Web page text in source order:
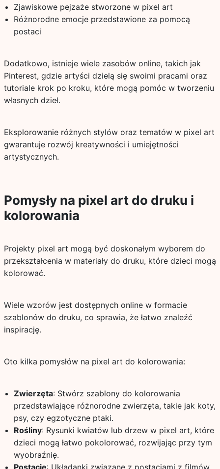
Zjawiskowe pejzaże stworzone w pixel art
Różnorodne emocje przedstawione za pomocą
postaci
Dodatkowo, istnieje wiele zasobów online, takich jak
Pinterest, gdzie artyści dzielą się swoimi pracami oraz
tutoriale krok po kroku, które mogą pomóc w tworzeniu
własnych dzieł.
Eksplorowanie różnych stylów oraz tematów w pixel art
gwarantuje rozwój kreatywności i umiejętności
artystycznych.
Pomysły na pixel art do druku i
kolorowania
Projekty pixel art mogą być doskonałym wyborem do
przekształcenia w materiały do druku, które dzieci mogą
kolorować.
Wiele wzorów jest dostępnych online w formacie
szablonów do druku, co sprawia, że łatwo znaleźć
inspirację.
Oto kilka pomysłów na pixel art do kolorowania:
Zwierzęta: Stwórz szablony do kolorowania
przedstawiające różnorodne zwierzęta, takie jak koty,
psy, czy egzotyczne ptaki.
Rośliny: Rysunki kwiatów lub drzew w pixel art, które
dzieci mogą łatwo pokolorować, rozwijając przy tym
wyobraźnię.
Postacie: Układanki związane z postaciami z filmów